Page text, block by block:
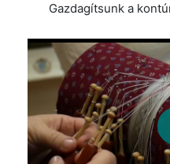
Gazdagítsunk a